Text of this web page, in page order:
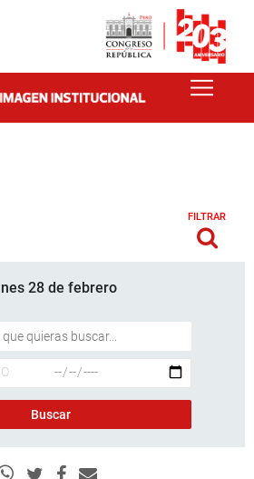
FILTRAR
28 de febrero